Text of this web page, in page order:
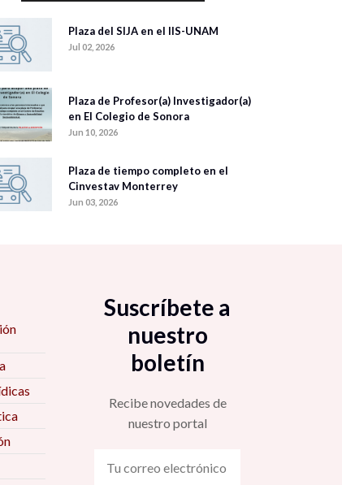
Plaza del SIJA en el IIS-UNAM
Jul 02, 2026
Plaza de Profesor(a) Investigador(a)
en El Colegio de Sonora
Jun 10, 2026
Plaza de tiempo completo en el
Cinvestav Monterrey
Jun 03, 2026
Suscríbete a
nuestro
boletín
Recibe novedades de
nuestro portal